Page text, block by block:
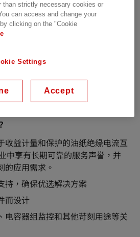
收益计量和保护的油纸绝缘电流互
中享有长期可靠的服务声誉，并
的应用需求。
持，确保优选解决方案
而设计
电容器组监控和其他苛刻用途等关
than strictly necessary cookies or
can access and change your
clicking on the "Cookie
Settings
Accept